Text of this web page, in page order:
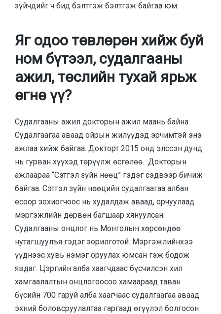
зүйчдийг ч бид бэлтгэж бэлтгэж байгаа юм.
Яг одоо төвлөрөн хийж буй
ном бүтээл, судалгааны
ажил, төслийн тухай ярьж
өгнө үү?
Судалгааны ажил докторын ажил маань байна.
Судалгаагаа аваад ойрын жилүүдэд эрчимтэй энэ
ажлаа хийж байгаа. Докторт 2015 онд элссэн дунд
нь гурван хүүхэд төрүүлж өсгөлөө. Докторын
ажлаараа “Сэтгэл зүйн нөөц” гэдэг сэдвээр бичиж
байгаа. Сэтгэл зүйн нөөцийн судалгаагаа албан
ёсоор зохиогчоос нь худалдаж аваад, орчуулаад
мэргэжлийн дөрвөн багшаар хянуулсан.
Судалгааны онцлог нь Монголын хөрсөндөө
нутагшуулъя гэдэг зорилготой. Мэргэжлийнхээ
үүднээс хувь нэмэг оруулах юмсан гэж бодож
явдаг. Цэргийн алба хаагчдаас бүсчилсэн хил
хамгаалалтын онцлогоосоо хамаараад таван
бүсийн 700 гаруй алба хаагчаас судалгаагаа аваад
эхний боловсруулалтаа гаргаад өгүүлэл болгосон